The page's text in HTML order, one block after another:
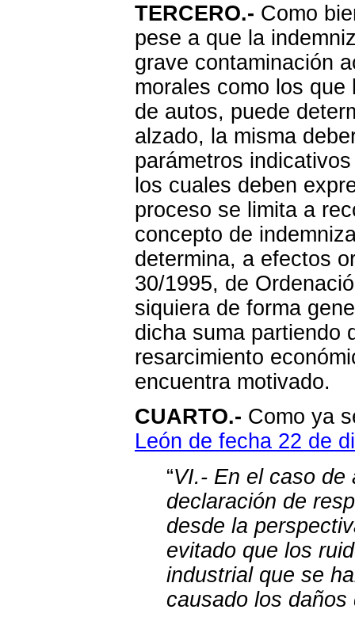
TERCERO.- Como
pese a que la
grave contaminación
morales como los
de autos, puede
alzado, la misma
parámetros
los cuales deben
proceso se limita a
concepto de
determina, a efectos
30/1995, de
siquiera de forma
dicha suma partiendo
resarcimiento
encuentra motivado.
CUARTO.- Como ya
León de fecha 22 de
“VI.- En el caso de
declaración de
desde la
evitado que los
industrial que se
causado los